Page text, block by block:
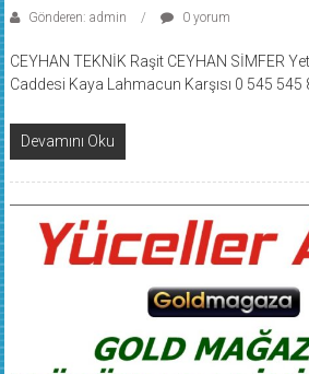
Gönderen: admin 0 yorum
CEYHAN TEKNİK Raşit CEYHAN SİMFER
Caddesi Kaya Lahmacun Karşısı 0 545
Devamını Oku